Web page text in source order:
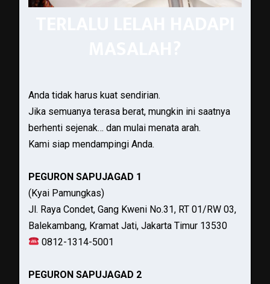
Anda tidak harus kuat sendirian.
Jika semuanya terasa berat, mungkin ini saatnya
berhenti sejenak… dan mulai menata arah.
Kami siap mendampingi Anda.
PEGURON SAPUJAGAD 1
(Kyai Pamungkas)
Jl. Raya Condet, Gang Kweni No.31, RT 01/RW 03,
Balekambang, Kramat Jati, Jakarta Timur 13530
0812-1314-5001
PEGURON SAPUJAGAD 2